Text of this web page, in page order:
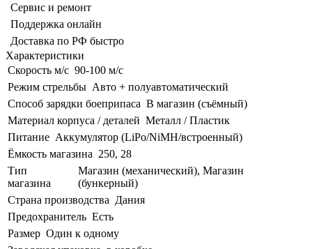
Сервис и ремонт
Поддержка онлайн
Доставка по РФ быстро
Характеристики
Скорость м/с 90-100 м/с
Режим стрельбы Авто + полуавтоматический
Способ зарядки боеприпаса В магазин (съёмный)
Материал корпуса / деталей Металл / Пластик
Питание Аккумулятор (LiPo/NiMH/встроенный)
Ёмкость магазина 250, 28
Тип
магазина
Магазин (механический), Магазин
(бункерный)
Страна производства Дания
Предохранитель Есть
Размер Один к одному